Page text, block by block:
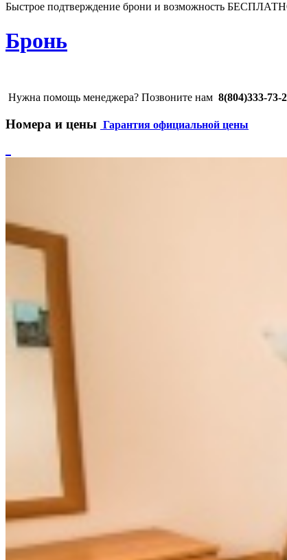
Быстрое подтверждение брони и возможность
Бронь
Нужна помощь менеджера? Позвоните нам 8(804)333-73-
Номера и цены Гарантия официальной цены